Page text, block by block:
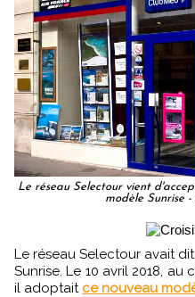
Le réseau Selectour vient
modèle Sunrise
Le réseau Selectour avait dit non à NewCoop ; il a dit oui à
Sunrise. Le 10 avril 2018,
il adoptait ce nouveau